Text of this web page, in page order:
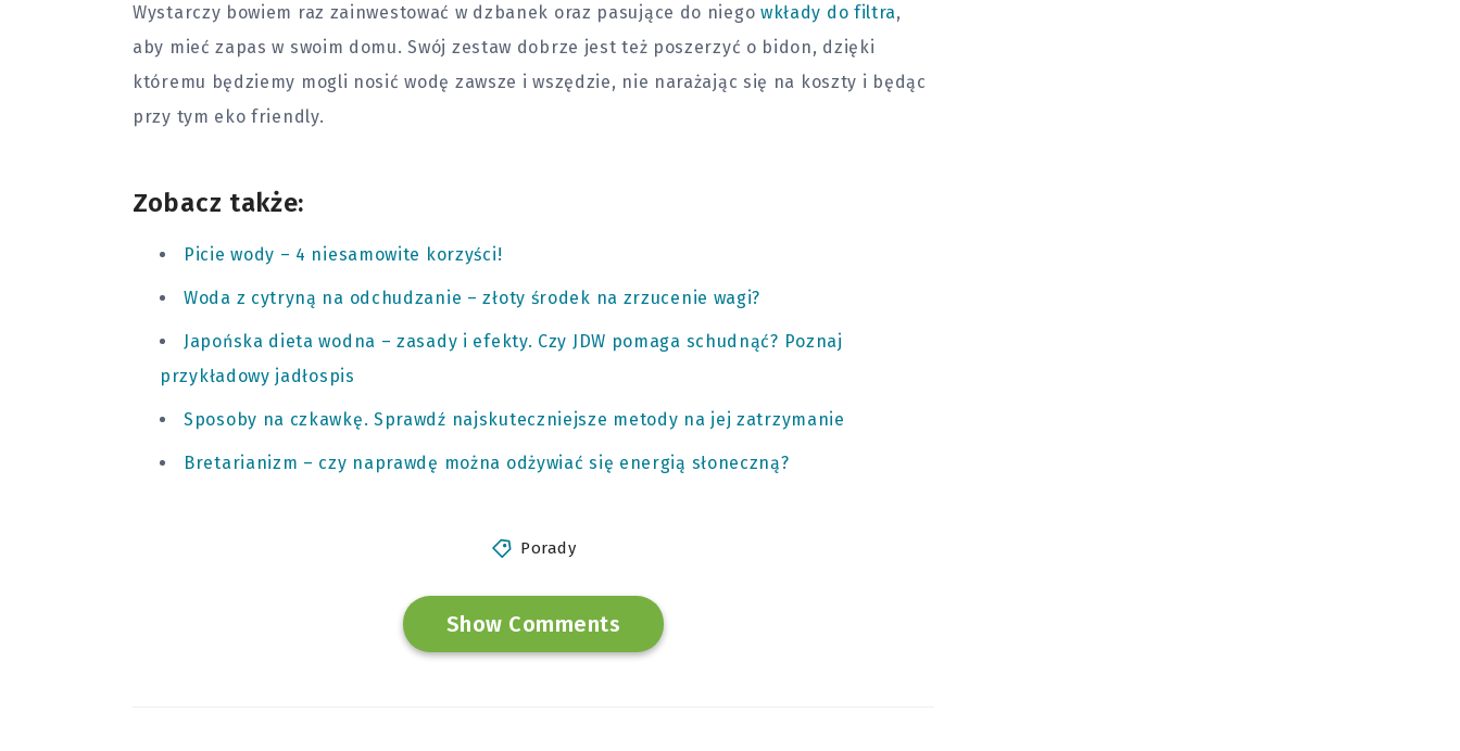
Wystarczy bowiem raz zainwestować w dzbanek oraz pasujące do niego wkłady do filtra,
aby mieć zapas w swoim domu. Swój zestaw dobrze jest też poszerzyć o bidon, dzięki
któremu będziemy mogli nosić wodę zawsze i wszędzie, nie narażając się na koszty i będąc
przy tym eko friendly.
Zobacz także:
Picie wody – 4 niesamowite korzyści!
Woda z cytryną na odchudzanie – złoty środek na zrzucenie wagi?
Japońska dieta wodna – zasady i efekty. Czy JDW pomaga schudnąć? Poznaj
przykładowy jadłospis
Sposoby na czkawkę. Sprawdź najskuteczniejsze metody na jej zatrzymanie
Bretarianizm – czy naprawdę można odżywiać się energią słoneczną?
Porady
Show Comments